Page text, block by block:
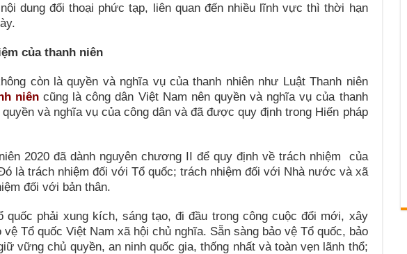
dung đối thoại phức tạp, liên quan đến nhiều lĩnh vực thì thời hạn
của thanh niên
còn là quyền và nghĩa vụ của thanh nhiên như Luật Thanh niên
niêncũng là công dân Việt Nam nên quyền và nghĩa vụ của thanh
quyền và nghĩa vụ của công dân và đã được quy định trong Hiến pháp
2020 đã dành nguyên chương II để quy định về trách nhiệm của
là trách nhiệm đối với Tổ quốc; trách nhiệm đối với Nhà nước và xã
đối với bản thân.
quốc phải xung kích, sáng tạo, đi đầu trong công cuộc đổi mới, xây
vệ Tổ quốc Việt Nam xã hội chủ nghĩa. Sẵn sàng bảo vệ Tổ quốc, bảo
vững chủ quyền, an ninh quốc gia, thống nhất và toàn vẹn lãnh thổ;